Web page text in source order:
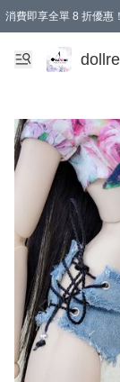
消費即享全單 8 折優惠！
購物滿 HKD 1500.00